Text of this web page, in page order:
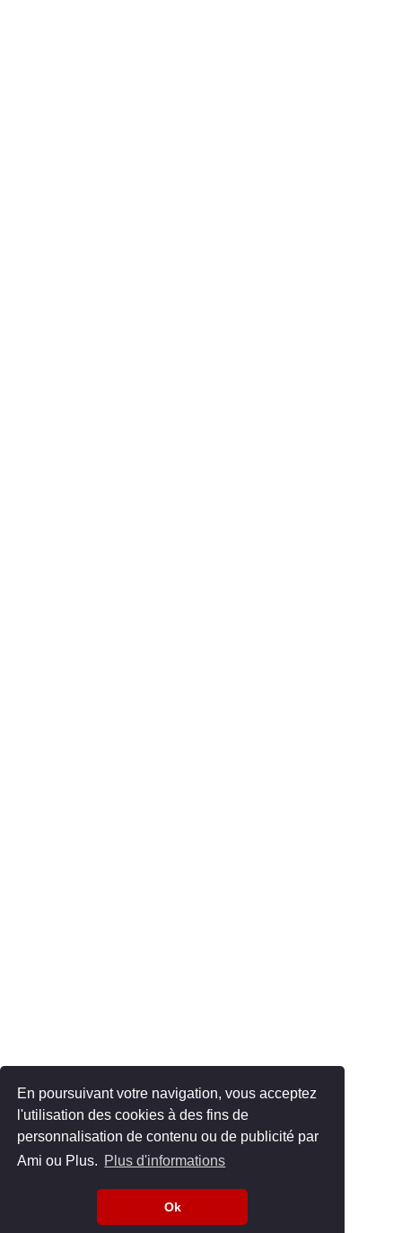
En poursuivant votre navigation, vous acceptez
l'utilisation des cookies à des fins de
personnalisation de contenu ou de publicité par
Ami ou Plus. Plus d'informations
Ok